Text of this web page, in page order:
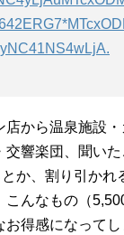
店から温泉施設
交響楽団、聞い
か、割り引かれ
んなもの（
得感になってし